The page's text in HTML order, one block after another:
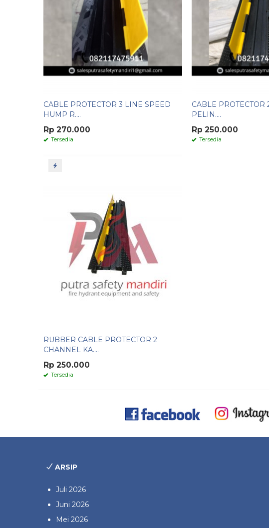
CABLE PROTECTOR 3 LINE SPEED
HUMP R....
Rp 270.000
Tersedia
CABLE PROTECTOR
PELIN....
Rp 250.000
Tersedia
RUBBER CABLE PROTECTOR 2
CHANNEL KA....
Rp 250.000
Tersedia
ARSIP
Juli 2026
Juni 2026
Mei 2026